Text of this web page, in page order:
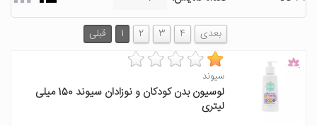
قبلی 1 2 3 4 بعدی
سیوند
لوسیون بدن کودکان و نوزادان سیوند 150 میلی
لیتری